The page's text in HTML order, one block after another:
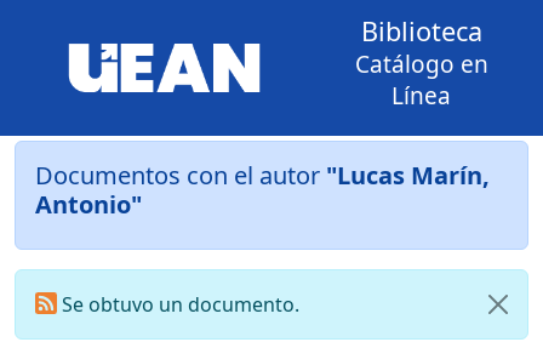
Biblioteca
Catálogo en
Línea
Documentos con el autor "Lucas Marín,
Antonio"
Se obtuvo un documento.